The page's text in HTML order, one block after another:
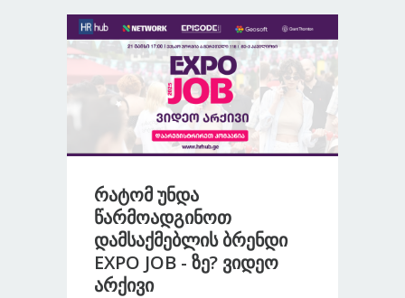
Რატომ Უნდა
Წარმოადგინოთ
Დამსაქმებლის Ბრენდი
EXPO JOB - Ზე? Ვიდეო
Არქივი